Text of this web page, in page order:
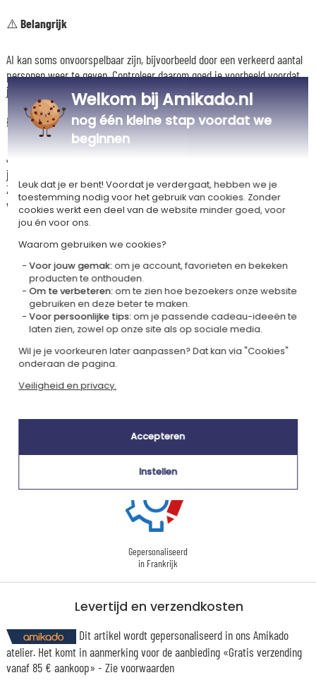
Ons bedrijf Kadocom is
Gecertificeerd
Gepersonaliseerd
in Frankrijk
⚠️ Belangrijk
AI kan soms onvoorspelbaar zijn, bijvoorbeeld door een verkeerd aantal
personen weer te geven.Controleer daarom goed je voorbeeld voordat
je je bestelling bevestigt.
🖼️ Een kunstwerk klaar om op te hangen
Je portret wordt uiteindelijk in ons atelier gedrukt op het materiaal van
je keuze.
Zo krijg je een uniek kunstwerk dat je interieur verrijkt en dat het
verdient om in de kijker te worden gezet.
Levertijd en verzendkosten
Dit artikel wordt gepersonaliseerd in ons Amikado
atelier. Het komt in aanmerking voor de aanbieding «Gratis verzending
vanaf 85 € aankoop» - Zie voorwaarden
Welkom bij Amikado.nl
nog één kleine stap voordat we
beginnen
Leuk dat je er bent! Voordat je verdergaat, hebben we je
toestemming nodig voor het gebruik van cookies. Zonder
cookies werkt een deel van de website minder goed, voor
jou én voor ons.
Waarom gebruiken we cookies?
Voor jouw gemak:om je account, favorieten en bekeken
producten te onthouden.
Om te verbeteren:om te zien hoe bezoekers onze website
gebruiken en deze beter te maken.
Voor persoonlijke tips:om je passende cadeau-ideeën te
laten zien, zowel op onze site als op sociale media.
Wil je je voorkeuren later aanpassen? Dat kan via "Cookies"
onderaan de pagina.
Veiligheid en privacy.
Accepteren
Instellen